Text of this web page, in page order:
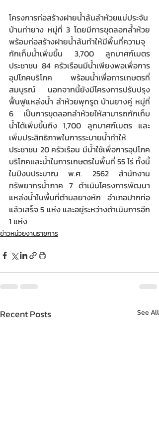
โครงการก่อสร้างฝายน้ำล้นลำห้วยแม่ประจัน
บ้านท่ายาง หมู่ที่ 3 โดยมีการขุดลอกล้ำห้วย
พร้อมก่อสร้างฝายน้ำล้นทำให้มีพื้นที่ความจุ
กักเก็บน้ำเพิ่มขึ้น 3,700 ลูกบาศก์เมตร
ประชาชน 84 ครัวเรือนมีน้ำเพียงพอเพื่อการ
อุปโภคบริโภค พร้อมน้ำเพื่อการเกษตรที่
สมบูรณ์ นอกจากนี้ยังมีโครงการปรับปรุง
ฟื้นฟูแหล่งน้ำ ลำห้วยพุกรูด บ้านยางคู่ หมู่ที่
6 เป็นการขุดลอกลำห้วยให้สามารถกักเก็บ
น้ำได้เพิ่มขึ้นถึง 1,700 ลูกบาศก์เมตร และ
เพิ่มประสิทธิภาพในการระบายน้ำทำให้
ประชาชน 20 ครัวเรือน มีน้ำใช้เพื่อการอุปโภค
บริโภคและน้ำในการเกษตรในพื้นที่ 55 ไร่ ทั้งนี้
ในปีงบประมาณ พ.ศ. 2562 สำนักงาน
ทรัพยากรน้ำภาค 7 ดำเนินโครงการพัฒนา
แหล่งน้ำในพื้นที่ตำบลยางหัก อำเภอปากท่อ
แล้วเสร็จ 5 แห่ง และอยู่ระหว่างดำเนินการอีก
1 แห่ง
ข่าวหน่วยงานราชการ
Recent Posts See All